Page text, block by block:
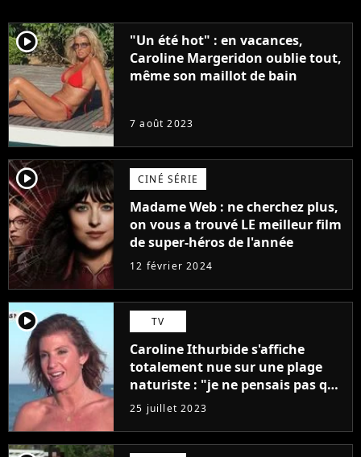
player2
"Un été hot" : en vacances,
Caroline Margeridon oublie tout,
même son maillot de bain
7 août 2023
player2 CINÉ SÉRIE
Madame Web : ne cherchez plus,
on vous a trouvé LE meilleur film
de super-héros de l'année
12 février 2024
player2 TV
Caroline Ithurbide s'affiche
totalement nue sur une plage
naturiste : "je ne pensais pas que
j'arriverais à le faire..."
25 juillet 2023